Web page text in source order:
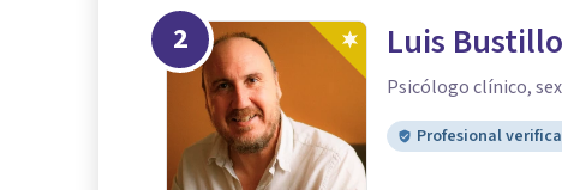
2 Luis
Psicólogo clínico,
Profesional